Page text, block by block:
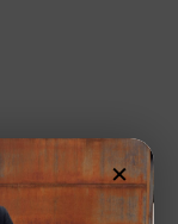
×